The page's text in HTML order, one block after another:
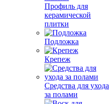
Профиль для
керамической
плитки
Подложка
Крепеж
Средства для ухода
за полами